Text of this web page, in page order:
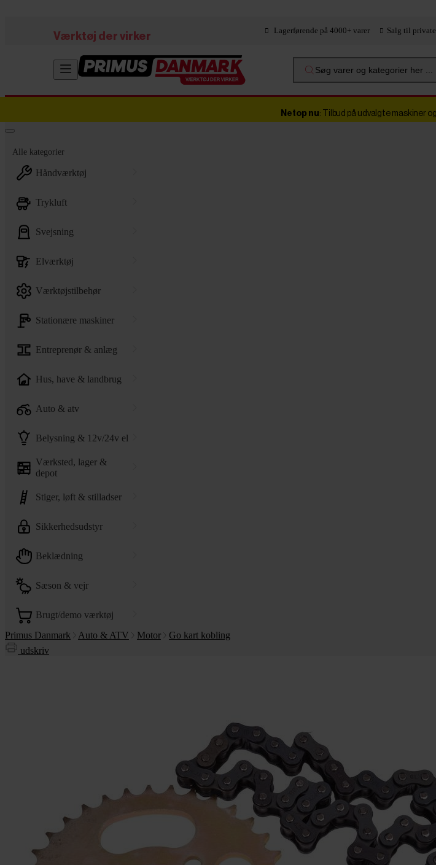
Værktøj der virker
Lagerførende på 4000+ varer Salg til
Søg varer og kategorier her ...
Netop nu: Tilbud på udvalgte maskiner
Alle kategorier
håndværktøj
trykluft
svejsning
elværktøj
værktøjstilbehør
stationære maskiner
entreprenør & anlæg
hus, have & landbrug
auto & atv
belysning & 12v/24v el
værksted, lager &
depot
stiger, løft & stilladser
sikkerhedsudstyr
beklædning
sæson & vejr
brugt/demo værktøj
Primus Danmark
Auto & ATV Motor
Go kart kobling
udskriv